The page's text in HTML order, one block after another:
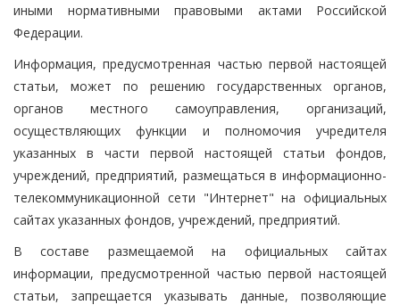
иными нормативными правовыми актами Российской
Федерации.
Информация, предусмотренная частью первой настоящей
статьи, может по решению государственных органов,
органов местного самоуправления, организаций,
осуществляющих функции и полномочия учредителя
указанных в части первой настоящей статьи фондов,
учреждений, предприятий, размещаться в информационно-
телекоммуникационной сети "Интернет" на официальных
сайтах указанных фондов, учреждений, предприятий.
В составе размещаемой на официальных сайтах
информации, предусмотренной частью первой настоящей
статьи, запрещается указывать данные, позволяющие